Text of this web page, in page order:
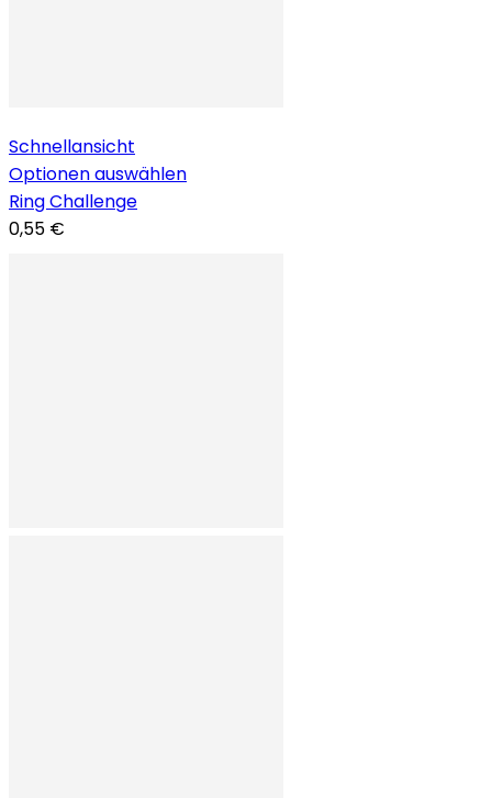
Schnellansicht
Optionen auswählen
Ring Challenge
0,55 €